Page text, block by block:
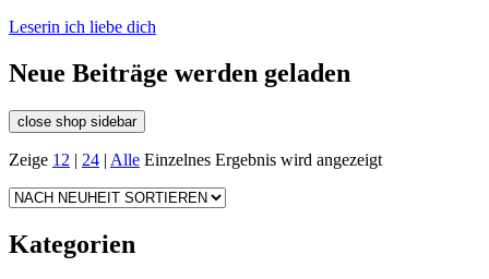
Leserin ich liebe dich
Neue Beiträge werden geladen
close shop sidebar
Zeige 12 | 24 | Alle Einzelnes Ergebnis wird angezeigt
Kategorien